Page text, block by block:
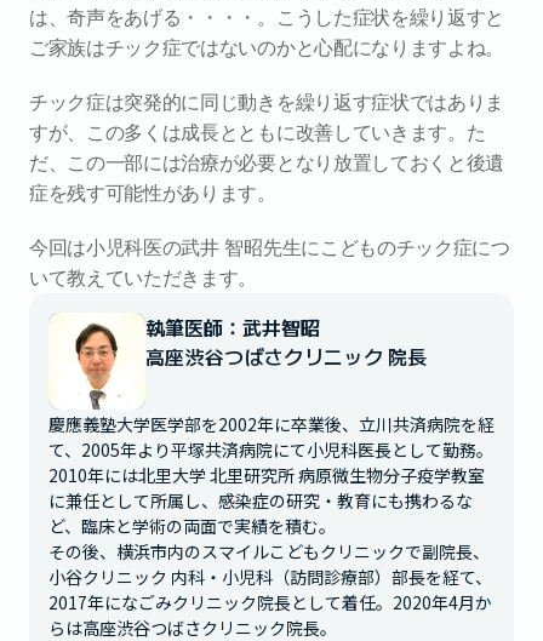
は、奇声をあげる・・・・。こうした症状を繰り返すと
ご家族はチック症ではないのかと心配になりますよね。
チック症は突発的に同じ動きを繰り返す症状ではありま
すが、この多くは成長とともに改善していきます。た
だ、この一部には治療が必要となり放置しておくと後遺
症を残す可能性があります。
今回は小児科医の武井 智昭先生にこどものチック症につ
いて教えていただきます。
執筆医師：武井智昭
高座渋谷つばさクリニック 院長
慶應義塾大学医学部を2002年に卒業後、立川共済病院を経
て、2005年より平塚共済病院にて小児科医長として勤務。
2010年には北里大学 北里研究所 病原微生物分子疫学教室
に兼任として所属し、感染症の研究・教育にも携わるな
ど、臨床と学術の両面で実績を積む。
その後、横浜市内のスマイルこどもクリニックで副院長、
小谷クリニック 内科・小児科（訪問診療部）部長を経て、
2017年になごみクリニック院長として着任。2020年4月か
らは高座渋谷つばさクリニック院長。